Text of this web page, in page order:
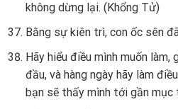
không dừng lại. (Khổng Tử)
Bằng sự kiên trì, con ốc sên
Hãy hiểu điều mình muốn
đầu, và hàng ngày hãy làm
bạn sẽ thấy mình tới gần mục